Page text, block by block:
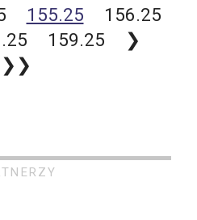
155.25
156.25
159.25
❯
❯❯